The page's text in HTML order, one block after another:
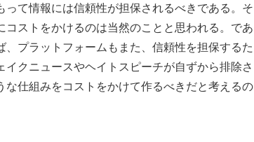
て情報には信頼性が担保されるべきである。そ
コストをかけるのは当然のことと思われる。であ
、プラットフォームもまた、信頼性を担保するた
イクニュースやヘイトスピーチが自ずから排除さ
な仕組みをコストをかけて作るべきだと考えるの